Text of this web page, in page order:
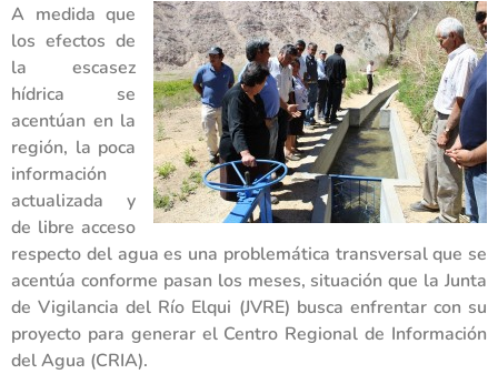
A medida que
los efectos de
la escasez
hídrica se
acentúan en la
región, la poca
información
actualizada y
de libre acceso
respecto del agua es una problemática transversal que se
acentúa conforme pasan los meses, situación que la Junta
de Vigilancia del Río Elqui (JVRE) busca enfrentar con su
proyecto para generar el Centro Regional de Información
del Agua (CRIA).